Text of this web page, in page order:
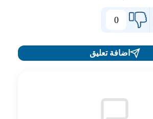
0
اضافة تعليق